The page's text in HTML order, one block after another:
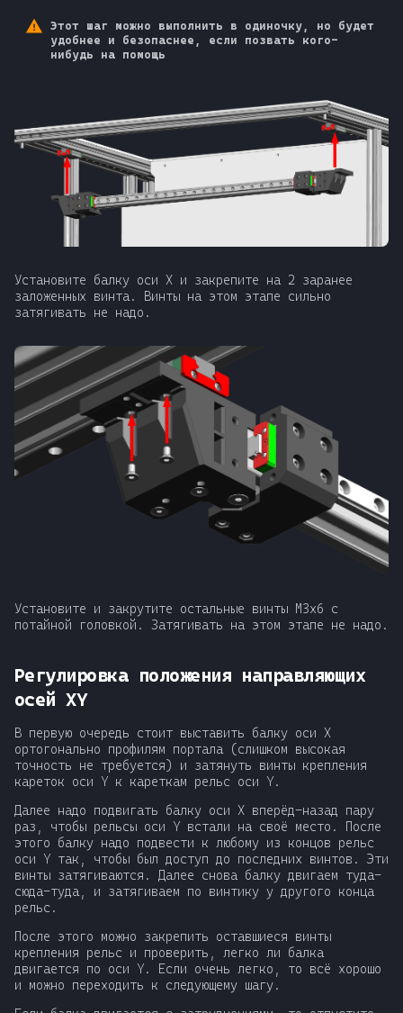
Этот шаг можно выполнить в одиночку, но будет
удобнее и безопаснее, если позвать кого-
нибудь на помощь
Установите балку оси Х и закрепите на 2 заранее
заложенных винта. Винты на этом этапе сильно
затягивать не надо.
Установите и закрутите остальные винты М3x6 с
потайной головкой. Затягивать на этом этапе не надо.
Регулировка положения направляющих
осей XY
В первую очередь стоит выставить балку оси Х
ортогонально профилям портала (слишком высокая
точность не требуется) и затянуть винты крепления
кареток оси Y к кареткам рельс оси Y.
Далее надо подвигать балку оси Х вперёд-назад пару
раз, чтобы рельсы оси Y встали на своё место. После
этого балку надо подвести к любому из концов рельс
оси Y так, чтобы был доступ до последних винтов. Эти
винты затягиваются. Далее снова балку двигаем туда-
сюда-туда, и затягиваем по винтику у другого конца
рельс.
После этого можно закрепить оставшиеся винты
крепления рельс и проверить, легко ли балка
двигается по оси Y. Если очень легко, то всё хорошо
и можно переходить к следующему шагу.